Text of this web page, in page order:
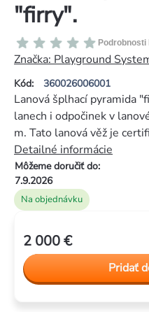
"firry".
Kód: 360026006001
Priemerné
hodnotenie
produktu
je
0,0
5
hviezdičiek.
Podrobnosti
Značka: Playground
Na objednávku
Môžeme doručiť do:
7.9.2026
Lanová šplhací pyramida
lanech i odpočinek v
m. Tato lanová věž je
Detailné informácie
2 000 €
cena:Pridať